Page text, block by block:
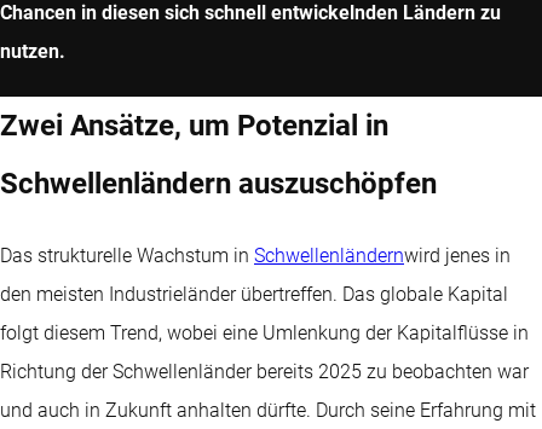
Chancen in diesen sich schnell entwickelnden Ländern zu
nutzen.
Zwei Ansätze, um Potenzial in
Schwellenländern auszuschöpfen
Das strukturelle Wachstum in Schwellenländernwird jenes in
den meisten Industrieländer übertreffen. Das globale Kapital
folgt diesem Trend, wobei eine Umlenkung der Kapitalflüsse in
Richtung der Schwellenländer bereits 2025 zu beobachten war
und auch in Zukunft anhalten dürfte. Durch seine Erfahrung mit